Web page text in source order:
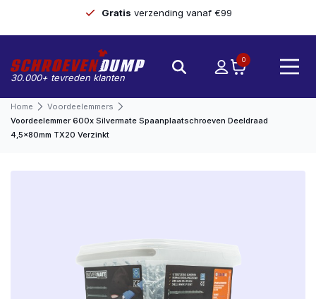
Gratis verzending vanaf €99
30.000+ tevreden klanten
0
Home
Voordeelemmers
Voordeelemmer 600x Silvermate Spaanplaatschroeven Deeldraad
4,5x80mm TX20 Verzinkt